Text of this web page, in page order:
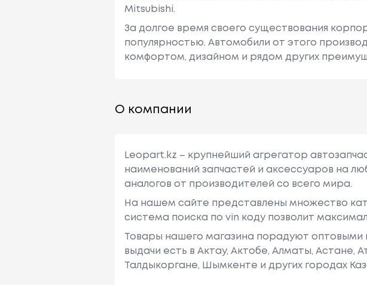
Mitsubishi.
За долгое время своего существования
популярностью. Автомобили от этого
комфортом, дизайном и рядом других
О компании
Leopart.kz – крупнейший агрегатор
наименований запчастей и аксессуаров на
аналогов от производителей со всего мира.
На нашем сайте представлены множество
система поиска по vin коду позволит
Товары нашего магазина порадуют оптовыми
выдачи есть в Актау, Актобе, Алматы, Астане,
Талдыкоргане, Шымкенте и других городах